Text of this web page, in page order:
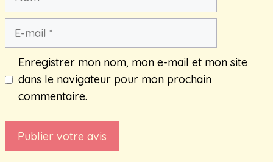
Enregistrer mon nom, mon e-mail et mon site
dans le navigateur pour mon prochain
commentaire.